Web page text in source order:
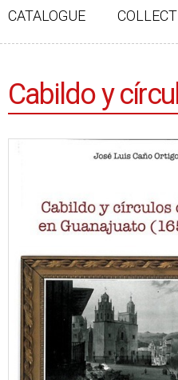
CATALOGUE
Cabildo y